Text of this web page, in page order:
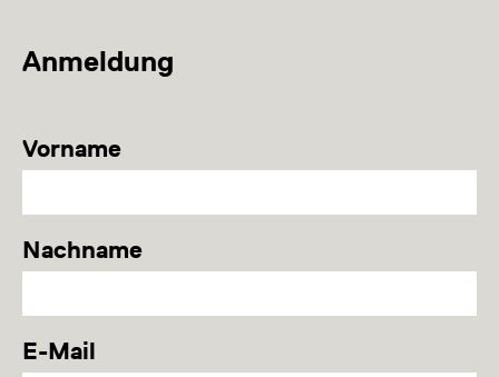
Anmeldung
Vorname
Nachname
E-Mail